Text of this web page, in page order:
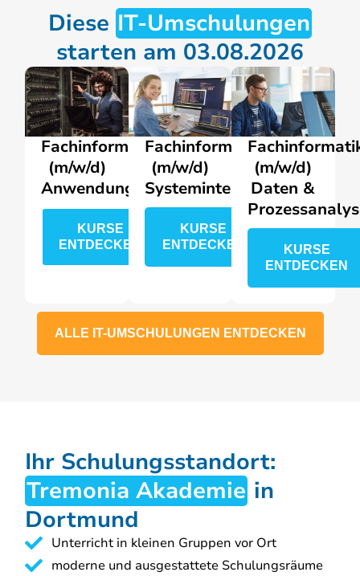
Diese IT-Umschulungen
starten am 03.08.2026
Fachinformatiker
(m/w/d)
Anwendungsentwicklung
KURSE
ENTDECKEN
Fachinformatiker
(m/w/d)
Systemintegration
KURSE
ENTDECKEN
(m/w/d)
Daten &
KURSE
ENTDECKEN
ALLE IT-UMSCHULUNGEN ENTDECKEN
Ihr Schulungsstandort:
Tremonia Akademie in
Dortmund
Unterricht in kleinen Gruppen vor Ort
moderne und ausgestattete Schulungsräume